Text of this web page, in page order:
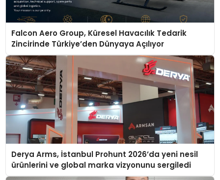
Falcon Aero Group, Küresel Havacılık Tedarik
Zincirinde Türkiye’den Dünyaya Açılıyor
Derya Arms, İstanbul Prohunt 2026’da yeni nesil
ürünlerini ve global marka vizyonunu sergiledi